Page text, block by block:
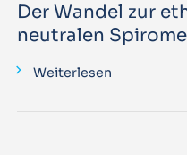
Der Wandel zur
neutralen
Weiterlesen